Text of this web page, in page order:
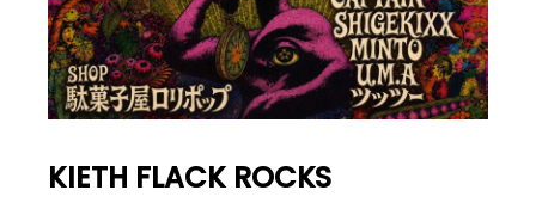
KIETH FLACK ROCKS